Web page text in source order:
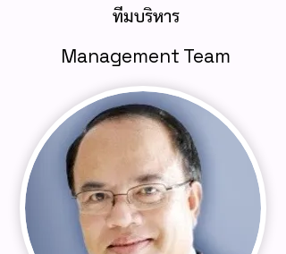
ทีมบริหาร
Management Team